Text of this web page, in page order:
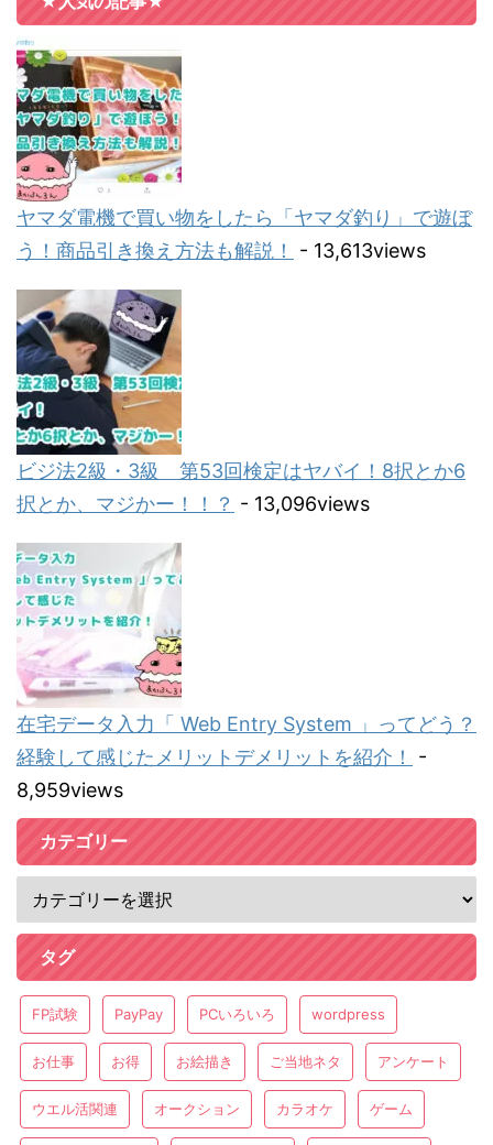
ヤマダ電機で買い物をしたら「ヤマダ釣り」で遊ぼ
う！商品引き換え方法も解説！
- 13,613views
ビジ法2級・3級 第53回検定はヤバイ！8択とか6
択とか、マジかー！！？ - 13,096views
在宅データ入力「 Web Entry System 」ってどう？
経験して感じたメリットデメリットを紹介！
-
8,959views
カテゴリー
タグ
FP試験 PayPay PCいろいろ wordpress
お仕事 お得 お絵描き ご当地ネタ アンケート
ウエル活関連 オークション カラオケ ゲーム